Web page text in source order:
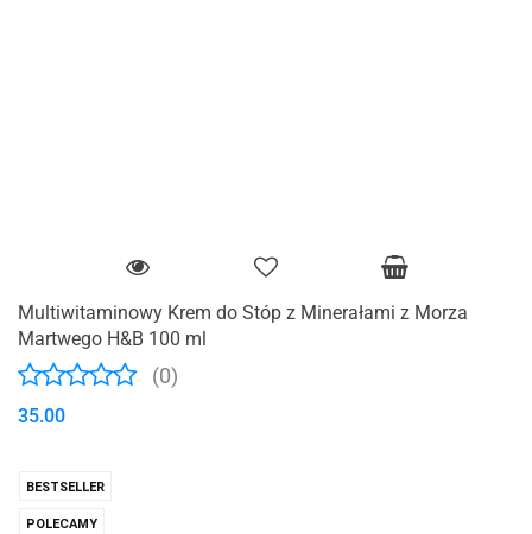
Multiwitaminowy Krem do Stóp z Minerałami z Morza
Martwego H&B 100 ml
(0)
35.00
BESTSELLER
POLECAMY